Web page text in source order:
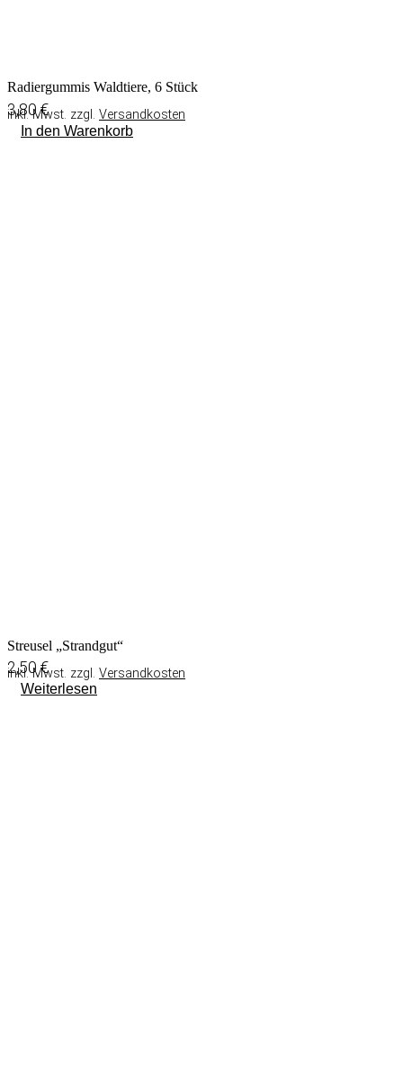
Radiergummis Waldtiere, 6 Stück
3,80€
inkl. Mwst. zzgl. Versandkosten
In den Warenkorb
Streusel „Strandgut“
2,50€
inkl. Mwst. zzgl. Versandkosten
Weiterlesen